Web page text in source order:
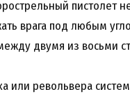
пистолет
врага под любым
двумя из восьми
или револьвера